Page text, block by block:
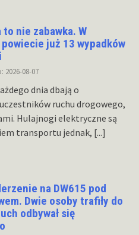
nie zabawka. W
powiecie już 13 wypadków
2026-08-07
dnia dbają o
ruchu drogowego,
Hulajnogi elektryczne są
transportu jednak, [...]
na DW615 pod
Dwie osoby trafiły do
odbywał się